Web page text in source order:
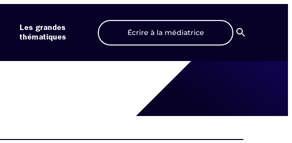
Les grandes
thématiques
Écrire à la médiatrice
Recherche